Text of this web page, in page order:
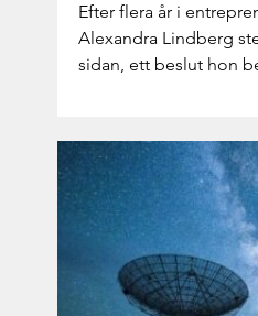
Efter flera år i
Alex­an­dra Lind­berg
si­dan, ett be­slut hon